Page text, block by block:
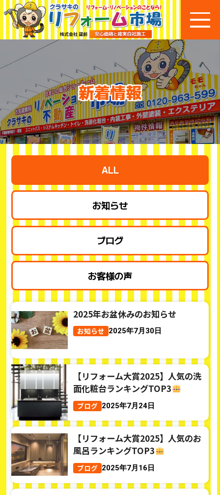
新着情報
ALL
お知らせ
ブログ
お客様の声
2025年お盆休みのお知らせ
お知らせ 2025年7月30日
【リフォーム大賞2025】人気の洗
面化粧台ランキングTOP3
ブログ 2025年7月24日
【リフォーム大賞2025】人気のお
風呂ランキングTOP3
ブログ 2025年7月16日